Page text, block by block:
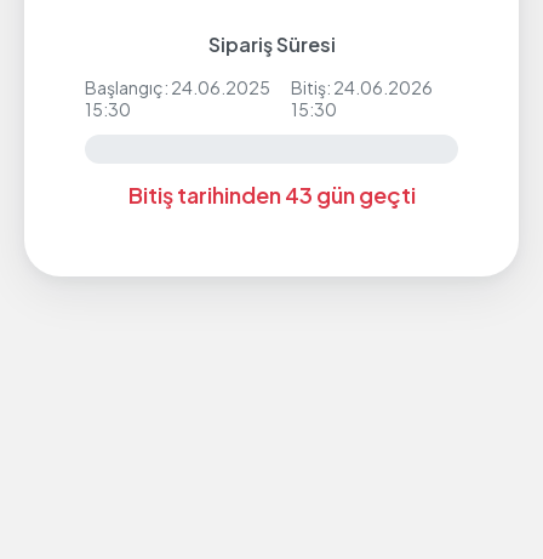
Sipariş Süresi
Başlangıç: 24.06.2025
15:30
Bitiş: 24.06.2026
15:30
Bitiş tarihinden 43 gün geçti